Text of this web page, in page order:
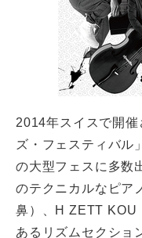
2014年スイスで開
ズ・フェスティバル
の大型フェスに多数
のテクニカルなピア
鼻）、H ZETT KOU
あるリズムセクショ